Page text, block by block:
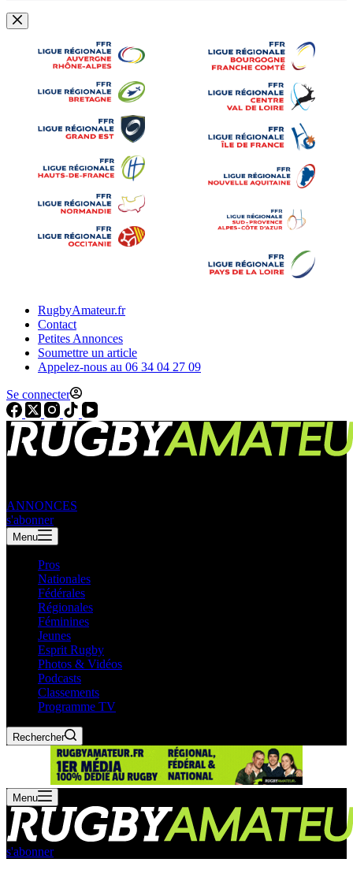
RugbyAmateur.fr
Contact
Petites Annonces
Soumettre un article
Appelez-nous au 06 34 04 27 09
Se connecter
ANNONCES
s'abonner
Menu
Pros
Nationales
Fédérales
Régionales
Féminines
Jeunes
Esprit Rugby
Photos & Vidéos
Podcasts
Classements
Programme TV
Rechercher
Menu
s'abonner